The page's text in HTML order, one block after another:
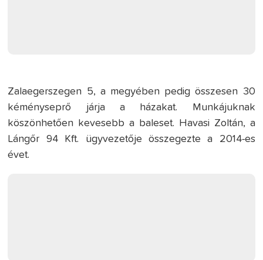
Zalaegerszegen 5, a megyében pedig összesen 30
kéményseprő járja a házakat. Munkájuknak
köszönhetően kevesebb a baleset. Havasi Zoltán, a
Lángőr 94 Kft. ügyvezetője összegezte a 2014-es
évet.